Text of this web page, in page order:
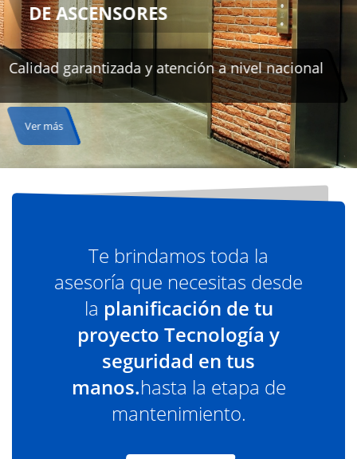
nivel nacional
Te brindamos toda la
asesoría que necesitas desde
la planificación de tu
proyecto Tecnología y
seguridad en tus
manos.hasta la etapa de
mantenimiento.